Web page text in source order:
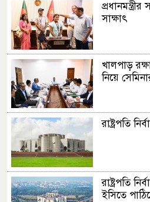
সাক্ষাৎ
খালপাড়
নিয়ে
রাষ্ট্রপতি
রাষ্ট্রপতি
ইসিতে